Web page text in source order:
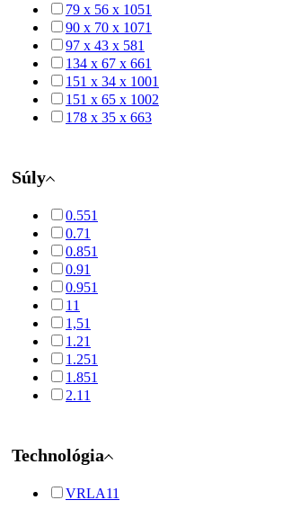
79 x 56 x 1051
90 x 70 x 1071
97 x 43 x 581
134 x 67 x 661
151 x 34 x 1001
151 x 65 x 1002
178 x 35 x 663
Súly
0.551
0.71
0.851
0.91
0.951
1 1
1,51
1.21
1.251
1.851
2.1 1
Technológia
VRLA11